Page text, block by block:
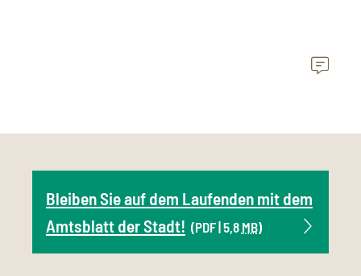
Bleiben Sie auf dem Laufenden mit dem
Amtsblatt der Stadt! (PDF | 5,8 MB)